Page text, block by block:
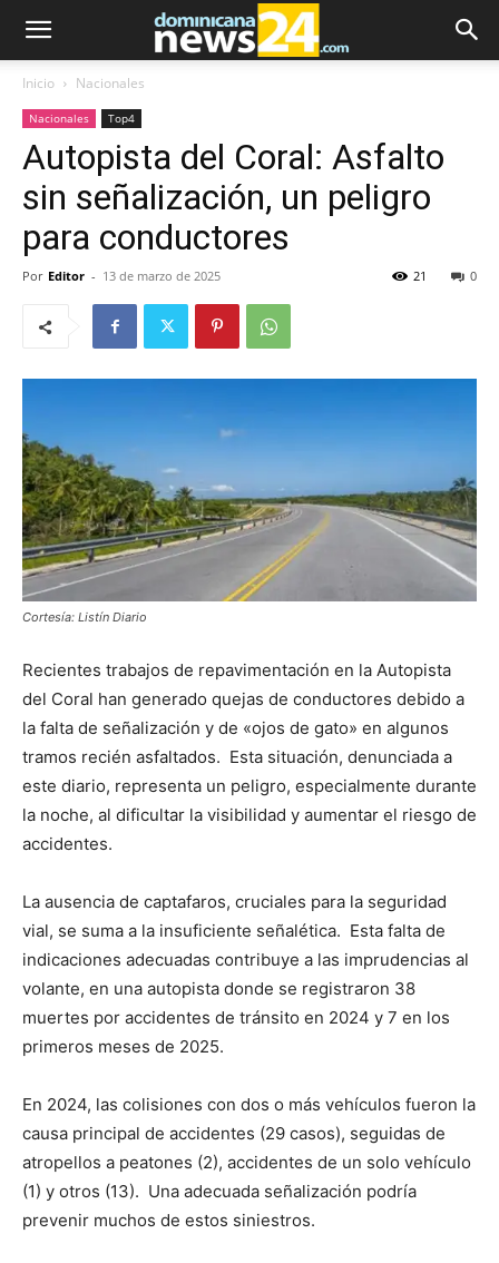
Inicio Nacionales
Nacionales Top4
Autopista del Coral: Asfalto
sin señalización, un peligro
para conductores
Por Editor - 13 de marzo de 2025 0
21
Cortesía: Listín Diario
Recientes trabajos de repavimentación en la Autopista
del Coral han generado quejas de conductores debido a
la falta de señalización y de «ojos de gato» en algunos
tramos recién asfaltados. Esta situación, denunciada a
este diario, representa un peligro, especialmente durante
la noche, al dificultar la visibilidad y aumentar el riesgo de
accidentes.
La ausencia de captafaros, cruciales para la seguridad
vial, se suma a la insuficiente señalética. Esta falta de
indicaciones adecuadas contribuye a las imprudencias al
volante, en una autopista donde se registraron 38
muertes por accidentes de tránsito en 2024 y 7 en los
primeros meses de 2025.
En 2024, las colisiones con dos o más vehículos fueron la
causa principal de accidentes (29 casos), seguidas de
atropellos a peatones (2), accidentes de un solo vehículo
(1) y otros (13). Una adecuada señalización podría
prevenir muchos de estos siniestros.